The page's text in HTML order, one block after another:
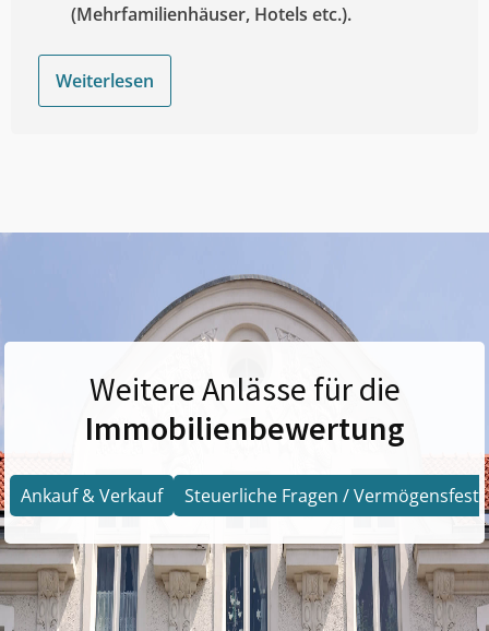
(Mehrfamilienhäuser, Hotels etc.).
Weiterlesen
Weitere Anlässe für die
Immobilienbewertung
Ankauf & Verkauf Steuerliche Fragen /